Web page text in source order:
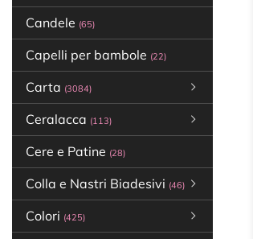
Candele (65)
Capelli per bambole (22)
Carta (3084)
Ceralacca (113)
Cere e Patine (28)
Colla e Nastri Biadesivi (46)
Colori (425)